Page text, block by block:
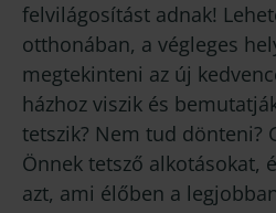
felvilágosítást adnak!
otthonában, a végleges
megtekinteni az új
házhoz viszik és
tetszik? Nem tud dönteni?
Önnek tetsző alkotásokat,
azt, ami élőben a